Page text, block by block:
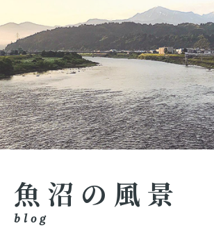
魚沼の風景
blog